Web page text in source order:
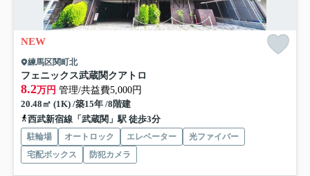
NEW
練馬区関町北
フェニックス武蔵関クアトロ
8.2万円 管理/共益費5,000円
20.48㎡ (1K) /築15年 /8階建
西武新宿線「武蔵関」駅 徒歩3分
駐輪場 オートロック エレベーター
光ファイバー
宅配ボックス
防犯カメラ